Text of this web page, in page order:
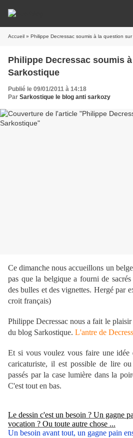
Accueil » Philippe Decressac soumis à la question
Philippe Decressac soumis
Sarkostique
Publié le 09/01/2011 à 14:18
Par Sarkostique le blog anti sarkozy
Ce dimanche nous accueillons un
pas que la belgique a fourni de
des bulles et des vignettes. Hergé par
croit français)
Philippe Decressac nous a fait le
du blog Sarkostique. L'antre de
Et si vous voulez vous faire une idée
caricaturiste, il est possible de lire
passés par la case lumière dans la
C'est tout en bas.
Le dessin c'est un besoin ? Un gagne
vocation ? Ou toute autre chose ...
Un besoin avant tout, un gagne pain